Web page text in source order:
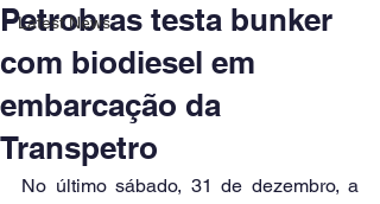
Latest News
Petrobras testa bunker
com biodiesel em
embarcação da
Transpetro